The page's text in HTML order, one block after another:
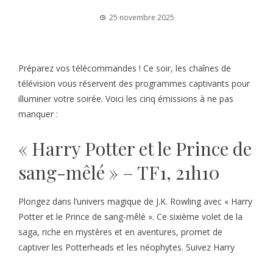
25 novembre 2025
Préparez vos télécommandes ! Ce soir, les chaînes de
télévision vous réservent des programmes captivants pour
illuminer votre soirée. Voici les cinq émissions à ne pas
manquer :
« Harry Potter et le Prince de
sang-mêlé » – TF1, 21h10
Plongez dans l’univers magique de J.K. Rowling avec « Harry
Potter et le Prince de sang-mêlé ». Ce sixième volet de la
saga, riche en mystères et en aventures, promet de
captiver les Potterheads et les néophytes. Suivez Harry